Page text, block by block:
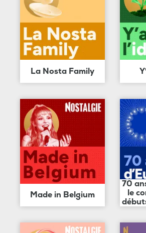
La Nosta Family
Made in Belgium
70
le